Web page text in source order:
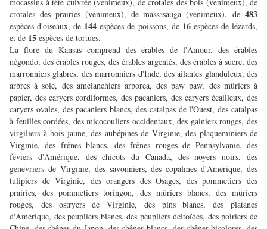
crotales des prairies (venimeux), de massasauga (venimeux), de 483
espèces d'oiseaux, de 144espèces de poissons, de 16 espèces de lézards,
et de 15 espèces de tortues.
La flore du Kansas comprend des érables de l'Amour, des érables
négondo, des érables rouges, des érables argentés, des érables à sucre, des
marronniers glabres, des marronniers d'Inde, des ailantes glanduleux, des
arbres à soie, des amelanchiers arborea, des paw paw, des mûriers à
papier, des caryers cordiformes, des pacaniers, des caryers écailleux, des
caryers ovales, des pacaniers blancs, des catalpas de l'Ouest, des catalpas
à feuilles cordées, des micocouliers occidentaux, des gainiers rouges, des
virgiliers à bois jaune, des aubépines de Virginie, des plaqueminiers de
Virginie, des frênes blancs, des frênes rouges de Pennsylvanie, des
féviers d'Amérique, des chicots du Canada, des noyers noirs, des
genévriers de Virginie, des savonniers, des copalmes d'Amérique, des
tulipiers de Virginie, des orangers des Osages, des pommetiers des
prairies, des pommetiers toringon, des mûriers blancs, des mûriers
rouges, des ostryers de Virginie, des pins blancs, des platanes
d'Amérique, des peupliers blancs, des peupliers deltoïdes, des poiriers de